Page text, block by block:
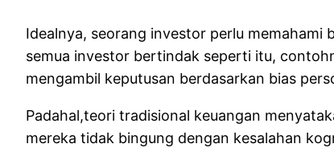
Idealnya, seorang investor perlu memahami
semua investor bertindak seperti itu,
mengambil keputusan berdasarkan bias
Padahal,teori tradisional keuangan
mereka tidak bingung dengan kesalahan